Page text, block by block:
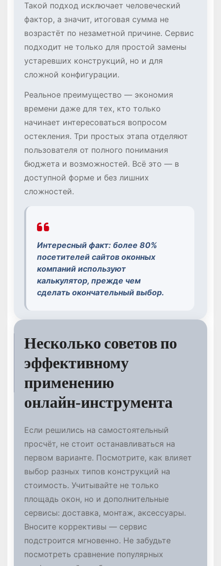
Такой подход исключает человеческий
фактор, а значит, итоговая сумма не
возрастёт по незаметной причине. Сервис
подходит не только для простой замены
устаревших конструкций, но и для
сложной конфигурации.
Реальное преимущество — экономия
времени даже для тех, кто только
начинает интересоваться вопросом
остекления. Три простых этапа отделяют
пользователя от полного понимания
бюджета и возможностей. Всё это — в
доступной форме и без лишних
сложностей.
Интересный факт: более 80%
посетителей сайтов оконных
компаний используют
калькулятор, прежде чем
сделать окончательный выбор.
Несколько советов по
эффективному
применению
онлайн‑инструмента
Если решились на самостоятельный
просчёт, не стоит останавливаться на
первом варианте. Посмотрите, как влияет
выбор разных типов конструкций на
стоимость. Учитывайте не только
площадь окон, но и дополнительные
сервисы: доставка, монтаж, аксессуары.
Вносите коррективы — сервис
подстроится мгновенно. Не забудьте
посмотреть сравнение популярных